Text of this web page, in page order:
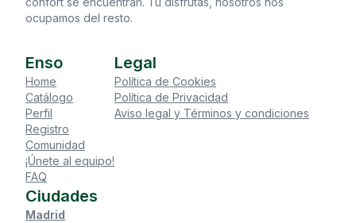
ocupamos del resto.
Enso
Home
Catálogo
Perfil
Registro
Comunidad
¡Únete al equipo!
FAQ
Legal
Política de Cookies
Política de Privacidad
Aviso legal y Términos y condiciones
Ciudades
Madrid